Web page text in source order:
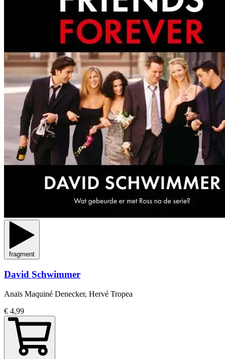
fragment
David Schwimmer
Anaïs Maquiné Denecker, Hervé Tropea
€ 4,99